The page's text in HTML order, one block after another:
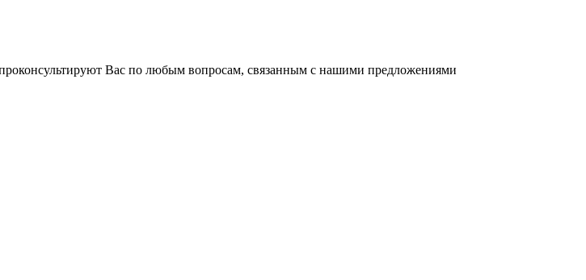
Вас по любым вопросам, связанным с нашими предложениями